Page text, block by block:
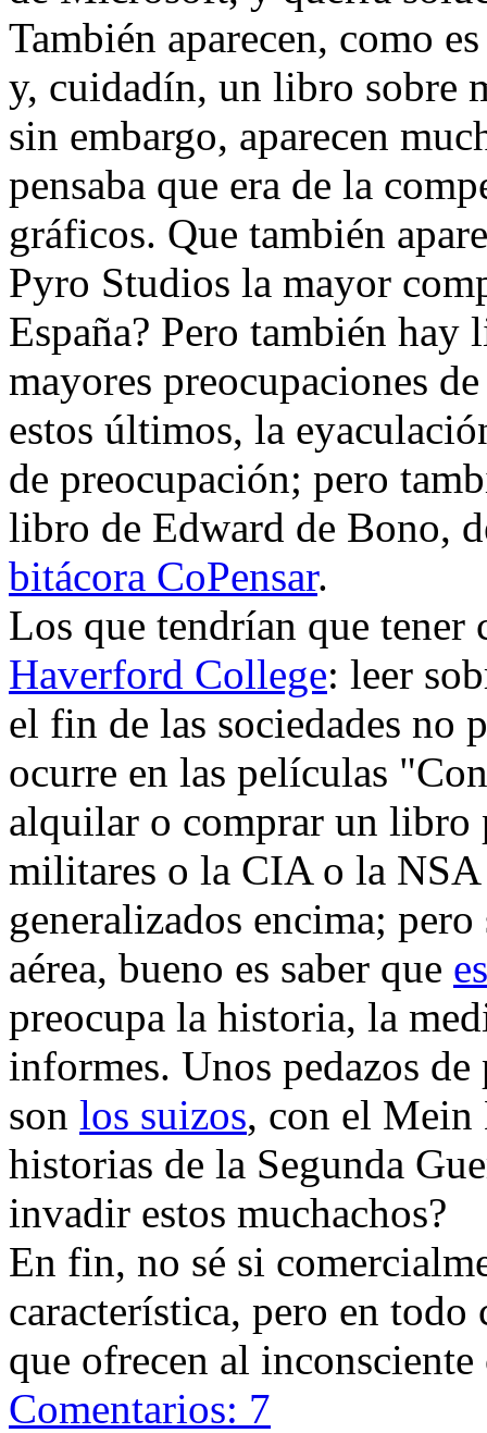
También aparecen, como
y, cuidadín, un libro sobre
sin embargo, aparecen
pensaba que era de la
gráficos. Que también
Pyro Studios la mayor
España? Pero también hay
mayores preocupaciones
estos últimos, la
de preocupación; pero
libro de Edward de Bono,
bitácora CoPensar.
Los que tendrían que
Haverford College: leer
el fin de las sociedades no
ocurre en las películas
alquilar o comprar un libro
militares o la CIA o la NSA
generalizados encima;
aérea, bueno es saber que
preocupa la historia, la
informes. Unos pedazos
son los suizos, con el Mein
historias de la Segunda
invadir estos muchachos?
En fin, no sé si
característica, pero en
que ofrecen al
Comentarios: 7